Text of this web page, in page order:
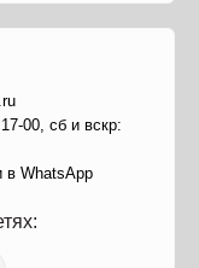
00, сб и вскр:
в WhatsApp